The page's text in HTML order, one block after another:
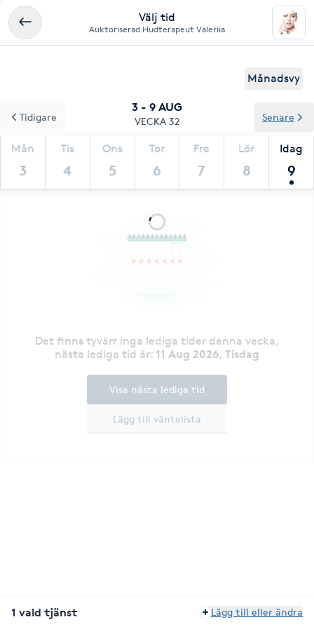
Välj tid
Auktoriserad Hudterapeut Valeriia
Månadsvy
3 - 9 AUG
VECKA 32
Mån
3
Tis
4
Ons
5
Tor
6
Fre
7
Lör
8
Idag
9
Tidigare Senare
Det finns tyvärr inga lediga tider denna vecka,
nästa lediga tid är: 11 Aug 2026, Tisdag
Lägg till väntelista
Visa nästa lediga tid
1 vald tjänst Lägg till eller ändra